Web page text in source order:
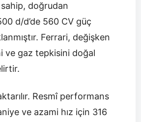
doğrudan
d/d’de 560 CV güç
Ferrari, değişken
ve gaz tepkisini doğal
Resmî performans
ve azami hız için 316